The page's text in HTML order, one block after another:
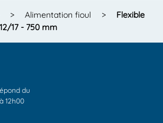
> Alimentation fioul >
Flexible
17 - 750 mm
du
12h00